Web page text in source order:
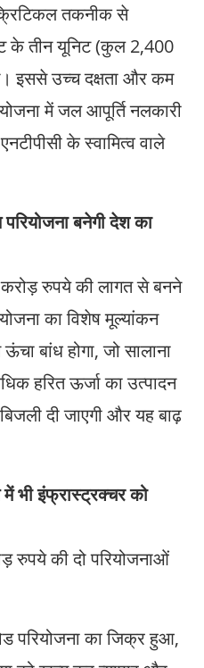
तकनीक से
के तीन यूनिट (कुल 2,400
इससे उच्च दक्षता और कम
में जल आपूर्ति नलकारी
के स्वामित्व वाले
बनेगी देश का
रुपये की लागत से बनने
का विशेष मूल्यांकन
बांध होगा, जो सालाना
हरित ऊर्जा का उत्पादन
दी जाएगी और यह बाढ़
भी इंफ्रास्ट्रक्चर को
रुपये की दो परियोजनाओं
परियोजना का जिक्र हुआ,